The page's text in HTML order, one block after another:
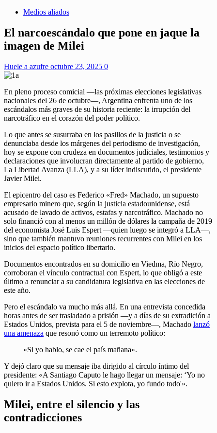
Medios aliados
El narcoescándalo que pone en jaque la
imagen de Milei
Huele a azufre octubre 23, 2025 0
En pleno proceso comicial —las próximas elecciones legislativas
nacionales del 26 de octubre—, Argentina enfrenta uno de los
escándalos más graves de su historia reciente: la irrupción del
narcotráfico en el corazón del poder político.
Lo que antes se susurraba en los pasillos de la justicia o se
denunciaba desde los márgenes del periodismo de investigación,
hoy se expone con crudeza en documentos judiciales, testimonios y
declaraciones que involucran directamente al partido de gobierno,
La Libertad Avanza (LLA), y a su líder indiscutido, el presidente
Javier Milei.
El epicentro del caso es Federico «Fred» Machado, un supuesto
empresario minero que, según la justicia estadounidense, está
acusado de lavado de activos, estafas y narcotráfico. Machado no
solo financió con al menos un millón de dólares la campaña de 2019
del economista José Luis Espert —quien luego se integró a LLA—,
sino que también mantuvo reuniones recurrentes con Milei en los
inicios del espacio político libertario.
Documentos encontrados en su domicilio en Viedma, Río Negro,
corroboran el vínculo contractual con Espert, lo que obligó a este
último a renunciar a su candidatura legislativa en las elecciones de
este año.
Pero el escándalo va mucho más allá. En una entrevista concedida
horas antes de ser trasladado a prisión —y a días de su extradición a
Estados Unidos, prevista para el 5 de noviembre—, Machado lanzó
una amenaza que resonó como un terremoto político:
«Si yo hablo, se cae el país mañana».
Y dejó claro que su mensaje iba dirigido al círculo íntimo del
presidente: «A Santiago Caputo le hago llegar un mensaje: ‘Yo no
quiero ir a Estados Unidos. Si esto explota, yo fundo todo'».
Milei, entre el silencio y las
contradicciones